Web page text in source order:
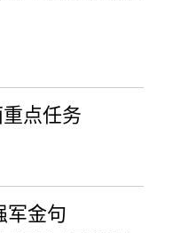
点任务
军金句